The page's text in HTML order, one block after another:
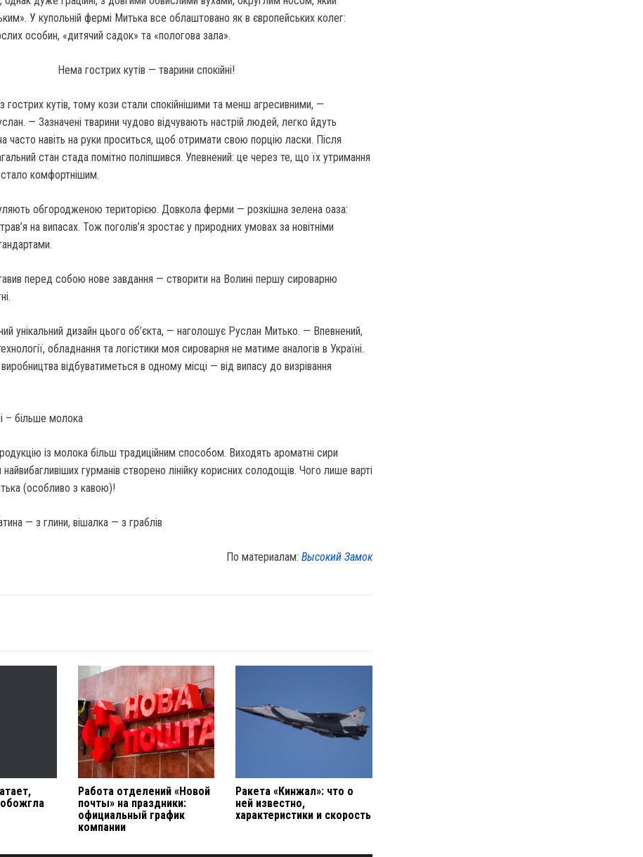
У купольній фермі Митька все об­лаштовано як в європейських колег:
особин, «дитячий садок» та «пологова зала».
Нема гострих кутів — тварини спокійні!
кутів, тому кози стали спокій­нішими та менш агресивними, —
— За­значені тварини чудово відчу­вають настрій людей, легко йдуть
часто навіть на руки проситься, щоб отримати свою порцію ласки. Після
стан стада помітно поліпшив­ся. Упевнений: це через те, що їх утримання
стало комфортнішим.
обго­родженою територією. Довкола ферми — розкішна зелена оаза:
на ви­пасах. Тож поголів’я зростає у природних умовах за новітніми
перед собою нове завдання — створи­ти на Волині першу сироварню
уні­кальний дизайн цього об’єкта, — наголошує Руслан Митько. — Впевнений,
обладнання та логіс­тики моя сироварня не матиме аналогів в Україні.
відбувати­меться в одному місці — від ви­пасу до визрівання
із молока більш традиційним способом. Виходять ароматні сири
гурманів створено лінійку корисних солодощів. Чого лише варті
(особливо з кавою)!
— з глини, вішалка — з граблів
По материалам:Высокий Замок
Работа отделений «Новой
почты» на праздники:
официальный график
компании
Ракета «Кинжал»: что о
ней известно,
характеристики и скорость